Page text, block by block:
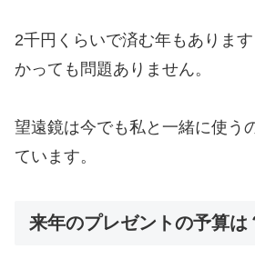
2千円くらいで済む年もありま
かっても問題ありません。
望遠鏡は今でも私と一緒に使う
ています。
来年のプレゼントの予算は